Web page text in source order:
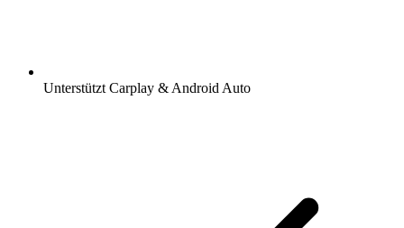
Unterstützt Carplay & Android Auto